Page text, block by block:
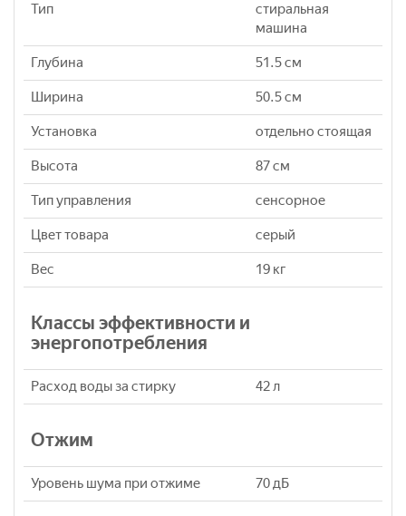
Тип
стиральная
машина
Глубина 51.5 см
Ширина 50.5 см
Установка отдельно стоящая
Высота 87 см
Тип управления сенсорное
Цвет товара серый
Вес 19 кг
Классы эффективности и
энергопотребления
Расход воды за стирку 42 л
Отжим
Уровень шума при отжиме 70 дБ